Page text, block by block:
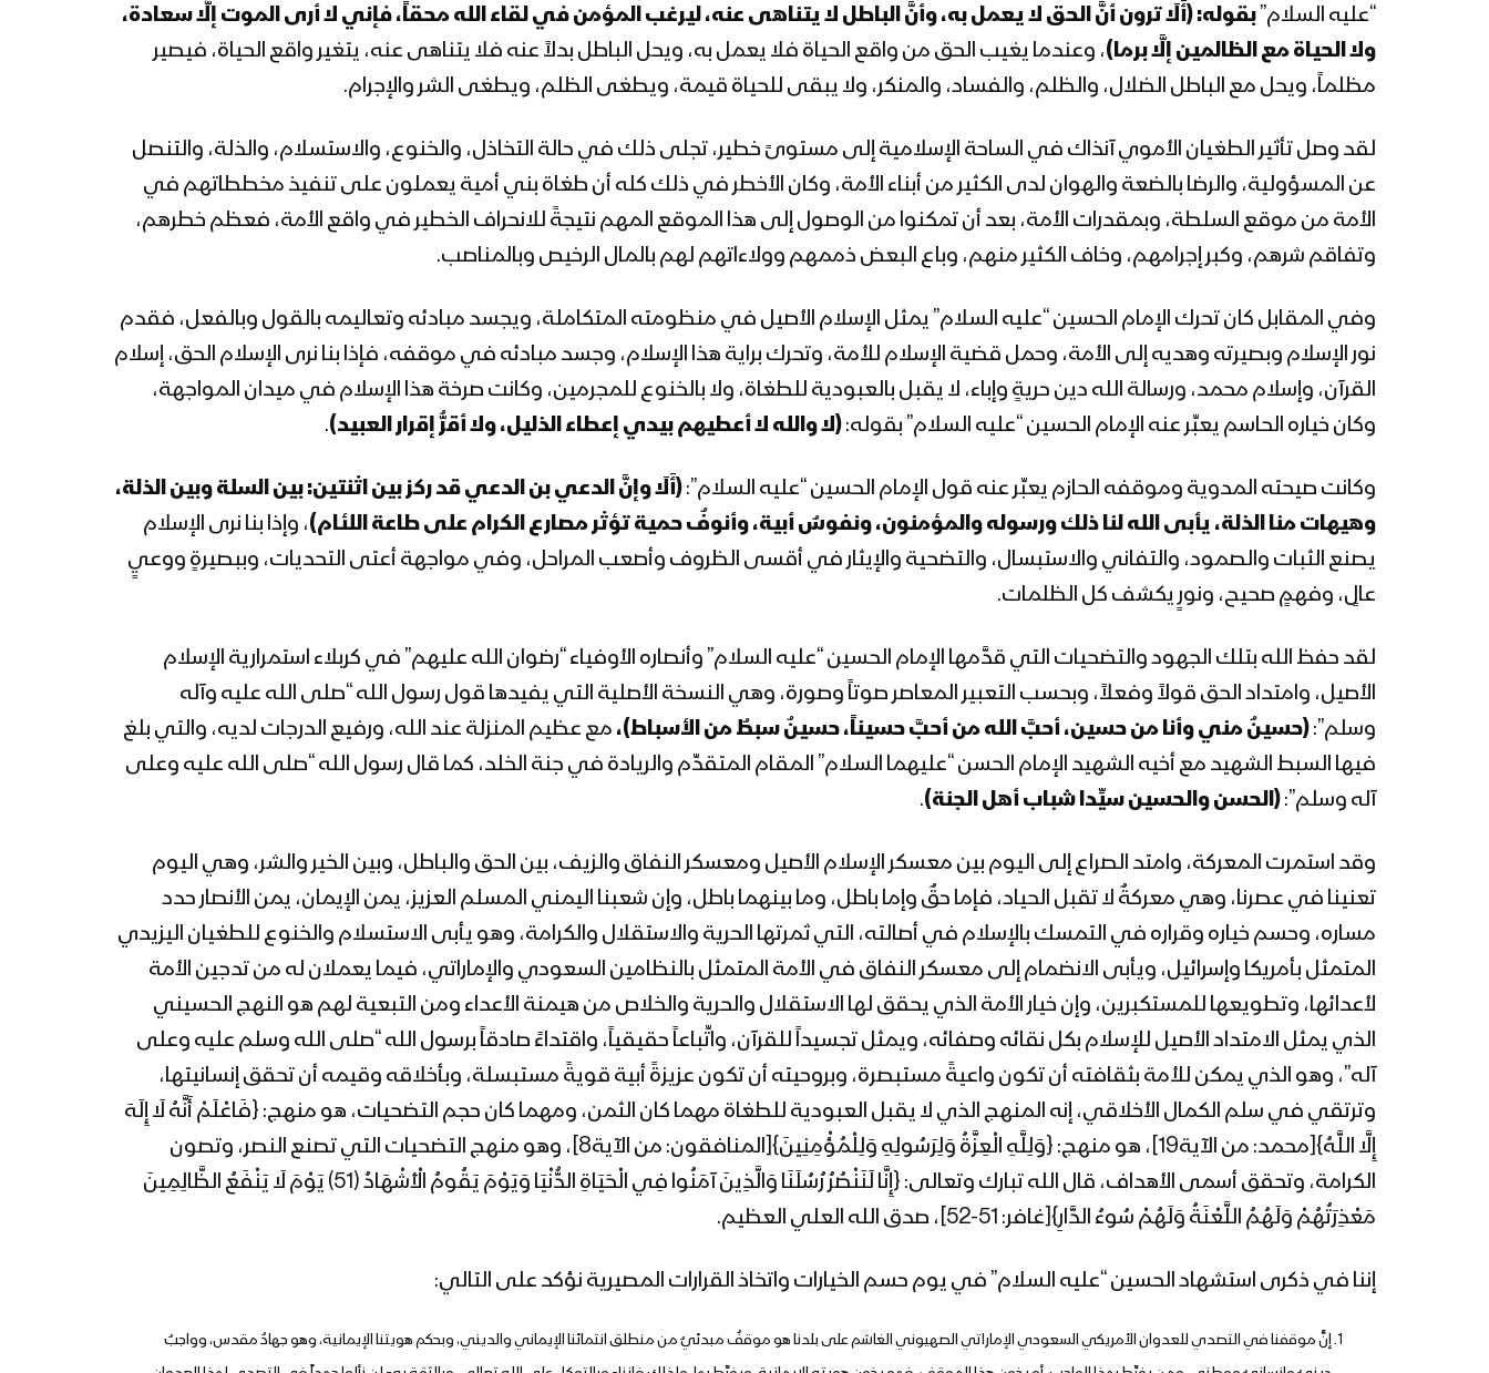
نشيد ثورة الحسين | كوكبة من
المنشدين – 1445هـ
1445هـ
الإمام الحسين “عليه السلام” –
نشيد درب الحُسين – فرقة أنصار
الله & فرقة إزار 1445هـ
عيسى الليث – 1444هـ
كلمة قائد الثورة السيد
مسيرات جماهيرية حاشدة في
العاصمة صنعاء وبقية
المحافظات إحياءً لذكرى
عاشوراء ونصرة للشعب
الفلسطيني 10 محرم 1444هـ
رسائل أبطال الجيش واللجان
الشعبية بمناسبة ذكرى
عاشوراء 1444هـ من عدة
جبهات
نشيد الحسين الحسين | فرقة
أنصار الله – 1444هـ
بركات الحسين | فرقة أنصار الله –
1444هـ
تحركُ الحسين – القول السديد –
“عليه السلام” بقوله: (أَلَا ترون أنَّ الحق لا يعمل به، وأنَّ الباطل لا يتناهى عنه، ليرغب المؤمن في لقاء الله محقاً، فإني لا أرى الموت إلَّا سعادة،
ولا الحياة مع الظالمين إلَّا برما)، وعندما يغيب الحق من واقع الحياة فلا يعمل به، ويحل الباطل بدلاً عنه فلا يتناهى عنه، يتغير واقع الحياة، فيصير
مظلماً، ويحل مع الباطل الضلال، والظلم، والفساد، والمنكر، ولا يبقى للحياة قيمة، ويطغى الظلم، ويطغى الشر والإجرام.
لقد وصل تأثير الطغيان الأموي آنذاك في الساحة الإسلامية إلى مستوىً خطير، تجلى ذلك في حالة التخاذل، والخنوع، والاستسلام، والذلة، والتنصل
عن المسؤولية، والرضا بالضعة والهوان لدى الكثير من أبناء الأمة، وكان الأخطر في ذلك كله أن طغاة بني أمية يعملون على تنفيذ مخططاتهم في
الأمة من موقع السلطة، وبمقدرات الأمة، بعد أن تمكنوا من الوصول إلى هذا الموقع المهم نتيجةً للانحراف الخطير في واقع الأمة، فعظم خطرهم،
وتفاقم شرهم، وكبر إجرامهم، وخاف الكثير منهم، وباع البعض ذممهم وولاءاتهم لهم بالمال الرخيص وبالمناصب.
وفي المقابل كان تحرك الإمام الحسين “عليه السلام” يمثل الإسلام الأصيل في منظومته المتكاملة، ويجسد مبادئه وتعاليمه بالقول وبالفعل، فقدم
نور الإسلام وبصيرته وهديه إلى الأمة، وحمل قضية الإسلام للأمة، وتحرك براية هذا الإسلام، وجسد مبادئه في موقفه، فإذا بنا نرى الإسلام الحق، إسلام
القرآن، وإسلام محمد، ورسالة الله دين حريةٍ وإباء، لا يقبل بالعبودية للطغاة، ولا بالخنوع للمجرمين، وكانت صرخة هذا الإسلام في ميدان المواجهة،
وكان خياره الحاسم يعبِّر عنه الإمام الحسين “عليه السلام” بقوله: (لا والله لا أعطيهم بيدي إعطاء الذليل، ولا أقرُّ إقرار العبيد).
وكانت صيحته المدوية وموقفه الحازم يعبِّر عنه قول الإمام الحسين “عليه السلام”: (أَلَا وإنَّ الدعي بن الدعي قد ركز بين اثنتين: بين السلة وبين الذلة،
وهيهات منا الذلة، يأبى الله لنا ذلك ورسوله والمؤمنون، ونفوسٌ أبية، وأنوفٌ حمية تؤثر مصارع الكرام على طاعة اللئام)، وإذا بنا نرى الإسلام
يصنع الثبات والصمود، والتفاني والاستبسال، والتضحية والإيثار في أقسى الظروف وأصعب المراحل، وفي مواجهة أعتى التحديات، وببصيرةٍ ووعيٍ
عالٍ، وفهمٍ صحيح، ونورٍ يكشف كل الظلمات.
لقد حفظ الله بتلك الجهود والتضحيات التي قدَّمها الإمام الحسين “عليه السلام” وأنصاره الأوفياء “رضوان الله عليهم” في كربلاء استمرارية الإسلام
الأصيل، وامتداد الحق قولاً وفعلاً، وبحسب التعبير المعاصر صوتاً وصورة، وهي النسخة الأصلية التي يفيدها قول رسول الله “صلى الله عليه وآله
وسلم”: (حسينٌ مني وأنا من حسين، أحبَّ الله من أحبَّ حسيناً، حسينٌ سبطٌ من الأسباط)، مع عظيم المنزلة عند الله، ورفيع الدرجات لديه، والتي بلغ
فيها السبط الشهيد مع أخيه الشهيد الإمام الحسن “عليهما السلام” المقام المتقدِّم والريادة في جنة الخلد، كما قال رسول الله “صلى الله عليه وعلى
آله وسلم”: (الحسن والحسين سيِّدا شباب أهل الجنة).
وقد استمرت المعركة، وامتد الصراع إلى اليوم بين معسكر الإسلام الأصيل ومعسكر النفاق والزيف، بين الحق والباطل، وبين الخير والشر، وهي اليوم
تعنينا في عصرنا، وهي معركةٌ لا تقبل الحياد، فإما حقٌ وإما باطل، وما بينهما باطل، وإن شعبنا اليمني المسلم العزيز، يمن الإيمان، يمن الأنصار حدد
مساره، وحسم خياره وقراره في التمسك بالإسلام في أصالته، التي ثمرتها الحرية والاستقلال والكرامة، وهو يأبى الاستسلام والخنوع للطغيان اليزيدي
المتمثل بأمريكا وإسرائيل، ويأبى الانضمام إلى معسكر النفاق في الأمة المتمثل بالنظامين السعودي والإماراتي، فيما يعملان له من تدجين الأمة
لأعدائها، وتطويعها للمستكبرين، وإن خيار الأمة الذي يحقق لها الاستقلال والحرية والخلاص من هيمنة الأعداء ومن التبعية لهم هو النهج الحسيني
الذي يمثل الامتداد الأصيل للإسلام بكل نقائه وصفائه، ويمثل تجسيداً للقرآن، واتِّباعاً حقيقياً، واقتداءً صادقاً برسول الله “صلى الله وسلم عليه وعلى
آله”، وهو الذي يمكن للأمة بثقافته أن تكون واعيةً مستبصرة، وبروحيته أن تكون عزيزةً أبية قويةً مستبسلة، وبأخلاقه وقيمه أن تحقق إنسانيتها،
وترتقي في سلم الكمال الأخلاقي، إنه المنهج الذي لا يقبل العبودية للطغاة مهما كان الثمن، ومهما كان حجم التضحيات، هو منهج: {فَاعْلَمْ أَنَّهُ لَا إِلَهَ
إِلَّا اللَّهُ}[محمد: من الآية19]، هو منهج: {وَلِلَّهِ الْعِزَّةُ وَلِرَسُولِهِ وَلِلْمُؤْمِنِينَ}[المنافقون: من الآية8]، وهو منهج التضحيات التي تصنع النصر، وتصون
الكرامة، وتحقق أسمى الأهداف، قال الله تبارك وتعالى: {إِنَّا لَنَنْصُرُ رُسُلَنَا وَالَّذِينَ آمَنُوا فِي الْحَيَاةِ الدُّنْيَا وَيَوْمَ يَقُومُ الْأَشْهَادُ (51) يَوْمَ لَا يَنْفَعُ الظَّالِمِينَ
مَعْذِرَتُهُمْ وَلَهُمُ اللَّعْنَةُ وَلَهُمْ سُوءُ الدَّارِ}[غافر: 51-52]، صدق الله العلي العظيم.
إننا في ذكرى استشهاد الحسين “عليه السلام” في يوم حسم الخيارات واتخاذ القرارات المصيرية نؤكد على التالي:
إنَّ موقفنا في التصدي للعدوان الأمريكي السعودي الإماراتي الصهيوني الغاشم على بلدنا هو موقفٌ مبدئيٌ من منطلق انتمائنا الإيماني والديني، وبحكم هويتنا الإيمانية، وهو جهادٌ مقدس، وواجبٌ